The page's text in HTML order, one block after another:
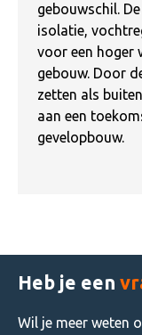
gebouwschil.
isolatie,
voor een hoger
gebouw. Door
zetten als
aan een
gevelopbouw.
Heb je een
Wil je meer weten